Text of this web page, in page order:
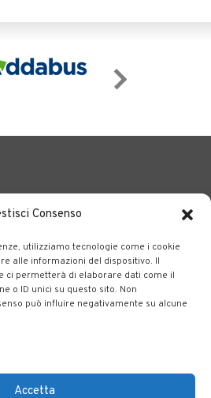
Consenso
utilizziamo tecnologie come i cookie
alle informazioni del dispositivo. Il
ci permetterà di elaborare dati come il
o ID unici su questo sito. Non
può influire negativamente su alcune
Accetta
portale delle tre società Consortili
locale su tutto il territorio
bergamasco.